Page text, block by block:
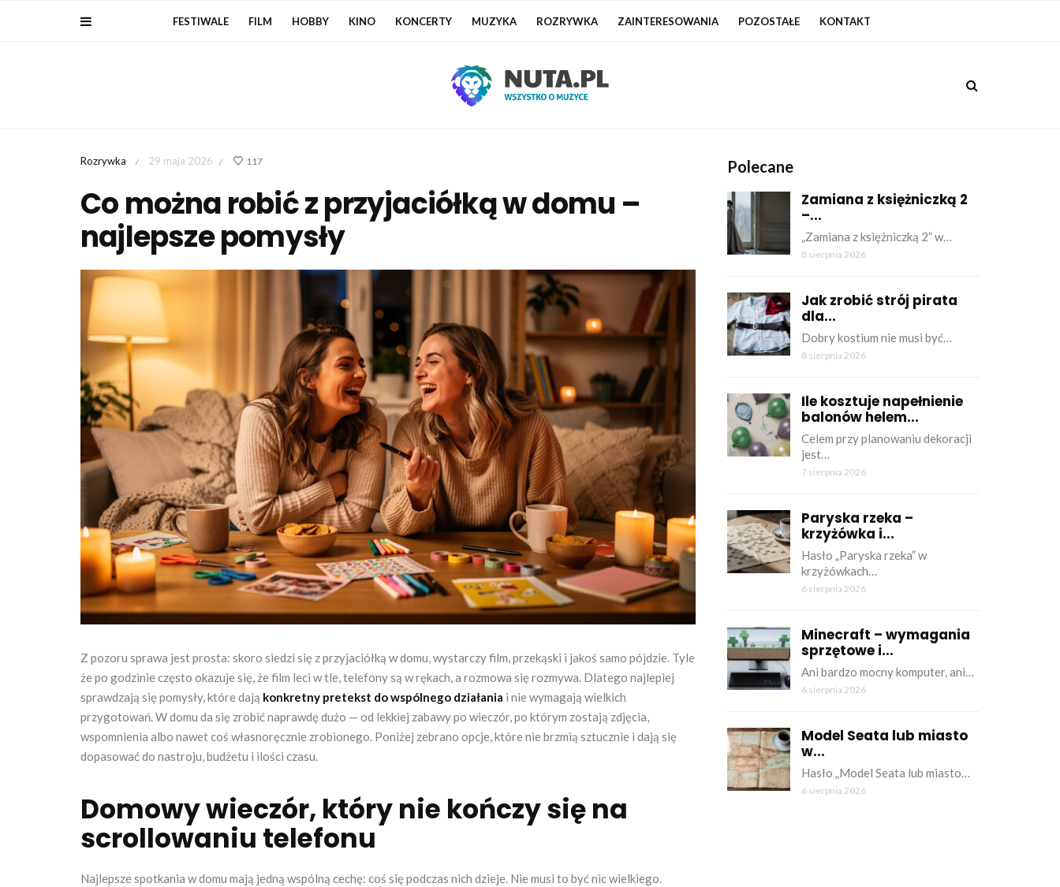
FESTIWALE FILM HOBBY KINO KONCERTY MUZYKA ROZRYWKA ZAINTERESOWANIA POZOSTAŁE KONTAKT
Rozrywka / 29 maja 2026 / 117
Co można robić z przyjaciółką w domu –
najlepsze pomysły
Z pozoru sprawa jest prosta: skoro siedzi się z przyjaciółką w domu, wystarczy film, przekąski i jakoś samo pójdzie. Tyle
że po godzinie często okazuje się, że film leci w tle, telefony są w rękach, a rozmowa się rozmywa. Dlatego najlepiej
sprawdzają się pomysły, które dają konkretny pretekst do wspólnego działania i nie wymagają wielkich
przygotowań. W domu da się zrobić naprawdę dużo — od lekkiej zabawy po wieczór, po którym zostają zdjęcia,
wspomnienia albo nawet coś własnoręcznie zrobionego. Poniżej zebrano opcje, które nie brzmią sztucznie i dają się
dopasować do nastroju, budżetu i ilości czasu.
Domowy wieczór, który nie kończy się na
scrollowaniu telefonu
Najlepsze spotkania w domu mają jedną wspólną cechę: coś się podczas nich dzieje. Nie musi to być nic wielkiego.
Polecane
Zamiana z księżniczką 2
–...
„Zamiana z księżniczką 2” w…
8 sierpnia 2026
Jak zrobić strój pirata
dla...
Dobry kostium nie musi być…
8 sierpnia 2026
Ile kosztuje napełnienie
balonów helem...
Celem przy planowaniu dekoracji
jest…
7 sierpnia 2026
Paryska rzeka –
krzyżówka i...
Hasło „Paryska rzeka” w
krzyżówkach…
6 sierpnia 2026
Minecraft – wymagania
sprzętowe i...
Ani bardzo mocny komputer, ani…
6 sierpnia 2026
Model Seata lub miasto
w...
Hasło „Model Seata lub miasto…
6 sierpnia 2026